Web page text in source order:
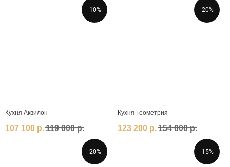
-10%
Кухня Аквилон
107 100 р.119 000 р.
-20%
Кухня Геометрия
123 200 р.154 000 р.
-20% -15%